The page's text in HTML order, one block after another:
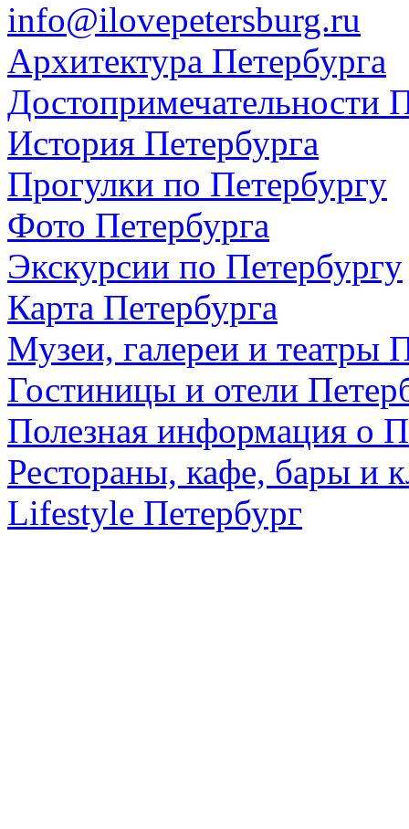
info@ilovepetersburg.ru
Архитектура Петербурга
Достопримечательности
История Петербурга
Прогулки по Петербургу
Фото Петербурга
Экскурсии по Петербургу
Карта Петербурга
Музеи, галереи и театры
Гостиницы и отели
Полезная информация о
Рестораны, кафе, бары и
Lifestyle Петербург